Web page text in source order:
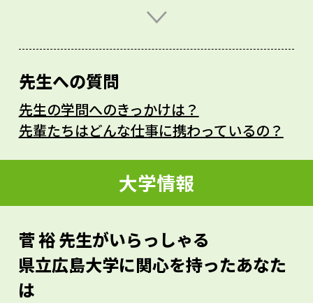
胞に進化したわけです。その時何が起こっ
えています。私は動物に近縁な単細胞生物
を研究しています。この生物は、動物がま
だ単細胞だったころの生き残りです。
はここだけ、世界でももう1カ所スペインに
あるだけです。あなたが私の研究室に入っ
て、この生物を研究して発見したことは、
全部世界初となるでしょう。一緒にこの変
わった生物を研究しませんか。
先生への質問
先生の学問へのきっかけは？
先輩たちはどんな仕事に携わっているの？
大学情報
菅 裕 先生がいらっしゃる
県立広島大学に関心を持ったあなた
は